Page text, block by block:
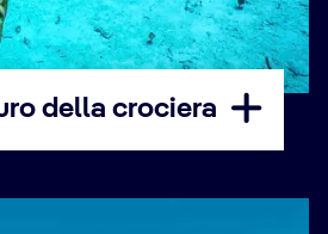
della crociera